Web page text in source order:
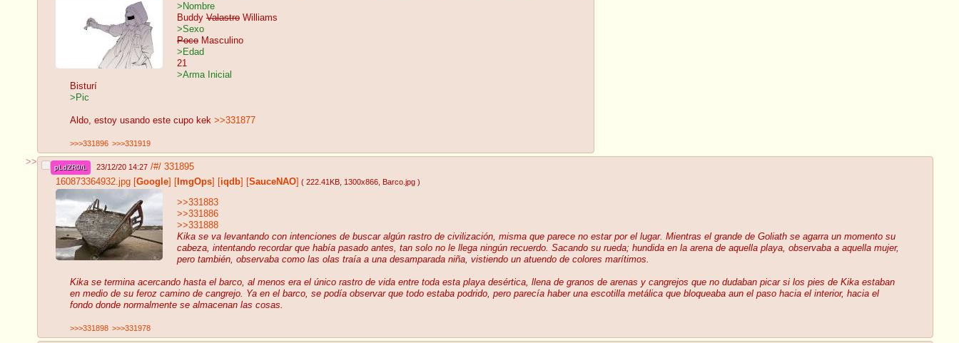
>Nombre
Buddy Valastro Williams
>Sexo
Poco Masculino
>Edad
21
>Arma Inicial
Bisturí
>Pic
Aldo, estoy usando este cupo kek >>331877
>>>331896 >>>331919
>>
pLdZR0/L 23/12/20 14:27 /#/ 331895
160873364932.jpg Google ImgOps iqdb SauceNAO ( 222.41KB , 1300x866 , Barco.jpg )
>>331883
>>331886
>>331888
Kika se va levantando con intenciones de buscar algún rastro de civilización, misma que parece no estar por el lugar. Mientras el grande de Goliath se agarra un momento su
cabeza, intentando recordar que había pasado antes, tan solo no le llega ningún recuerdo. Sacando su rueda; hundida en la arena de aquella playa, observaba a aquella mujer,
pero también, observaba como las olas traía a una desamparada niña, vistiendo un atuendo de colores marítimos.
Kika se termina acercando hasta el barco, al menos era el único rastro de vida entre toda esta playa desértica, llena de granos de arenas y cangrejos que no dudaban picar si los pies de Kika estaban
en medio de su feroz camino de cangrejo. Ya en el barco, se podía observar que todo estaba podrido, pero parecía haber una escotilla metálica que bloqueaba aun el paso hacia el interior, hacia el
fondo donde normalmente se almacenan las cosas.
>>>331898 >>>331978